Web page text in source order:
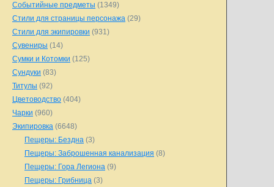
Событийные предметы (1349)
Стили для страницы персонажа (29)
Стили для экипировки (931)
Сувениры (14)
Сумки и Котомки (125)
Сундуки (83)
Титулы (92)
Цветоводство (404)
Чарки (960)
Экипировка (6648)
Пещеры: Бездна (3)
Пещеры: Заброшенная канализация (8)
Пещеры: Гора Легиона (9)
Пещеры: Грибница (3)